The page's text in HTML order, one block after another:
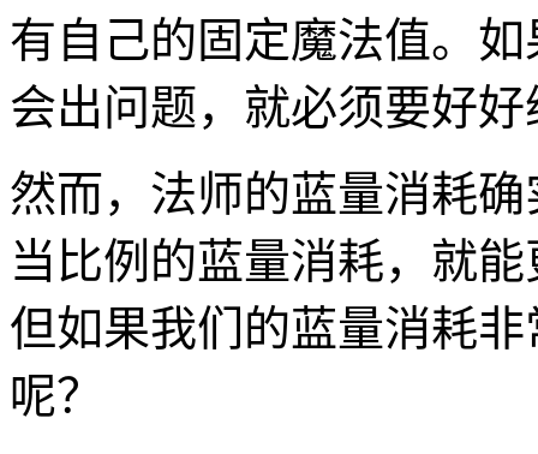
有自己的固定魔法值。
会出问题，就必须要好
然而，法师的蓝量消耗
当比例的蓝量消耗，就
但如果我们的蓝量消耗
呢？